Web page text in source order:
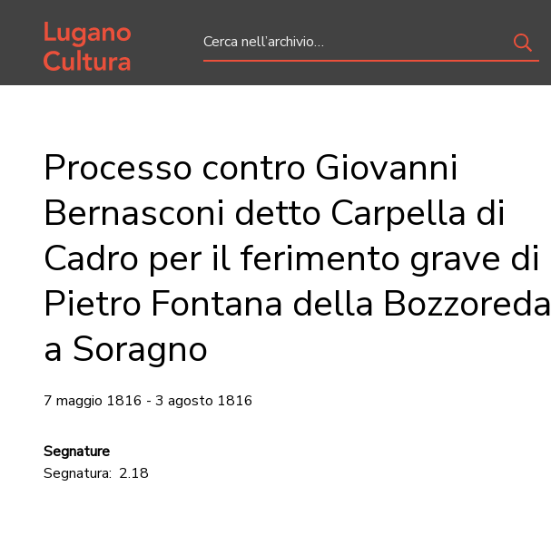
Home page
Processo contro Giovanni
Bernasconi detto Carpella di
Cadro per il ferimento grave di
Pietro Fontana della Bozzoreda
a Soragno
7 maggio 1816 - 3 agosto 1816
Segnature
Segnatura: 2.18